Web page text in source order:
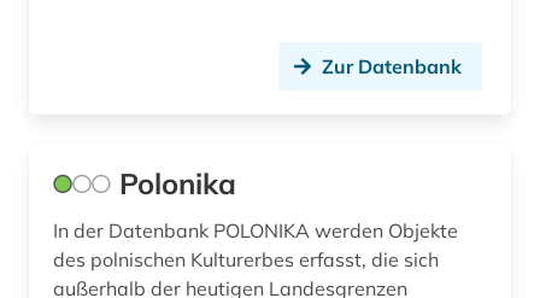
Zur Datenbank
Polonika
In der Datenbank POLONIKA werden Objekte
des polnischen Kulturerbes erfasst, die sich
außerhalb der heutigen Landesgrenzen